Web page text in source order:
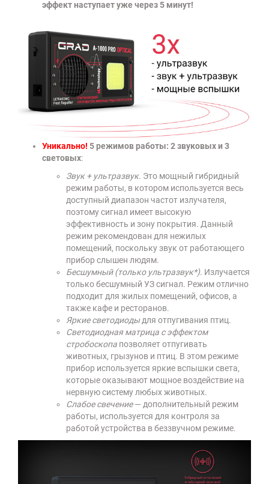
эффект наступает уже через 5 минут!
Уникально! 5 режимов работы: 2 звуковых и 3
световых:
Звук + ультразвук. Это мощный гибридный
режим работы, в котором используется весь
доступный диапазон частот излучателя,
поэтому сигнал имеет высокую
эффективность и зону покрытия. Данный
режим рекомендован для нежилых
помещений, поскольку звук от работающего
прибор слышен людям.
Бесшумный (только ультразвук*). Излучается
только бесшумный УЗ сигнал. Режим отлично
подходит для жилых помещений, офисов, а
также кафе и ресторанов.
Яркие светодиодыдля отпугивания птиц.
Светодиодная матрица с эффектом
стробоскопа позволяет отпугивать
животных, грызунов и птиц. В этом режиме
прибор используется яркие вспышки света,
которые оказывают мощное воздействие на
нервную систему любых животных.
Слабое свечение— дополнительный режим
работы, используется для контроля за
работой устройства в беззвучном режиме.